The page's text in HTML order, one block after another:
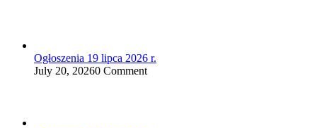
Ogłoszenia 19 lipca 2026 r.
July 20, 20260 Comment